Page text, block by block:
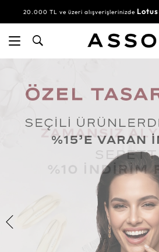
20.000 TL ve üzeri alışverişlerinizde